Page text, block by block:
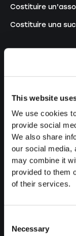
This website
We use cookies
provide social
We also share
our social media,
may combine it
provided to them
of their services.
Selection
Necessary
Costituire
Costituire una
Trasformazione
Trasformazione DI
Trasformazione
Trasformazione
Modifica statuti
GESTIRE
Esternaliarizzare